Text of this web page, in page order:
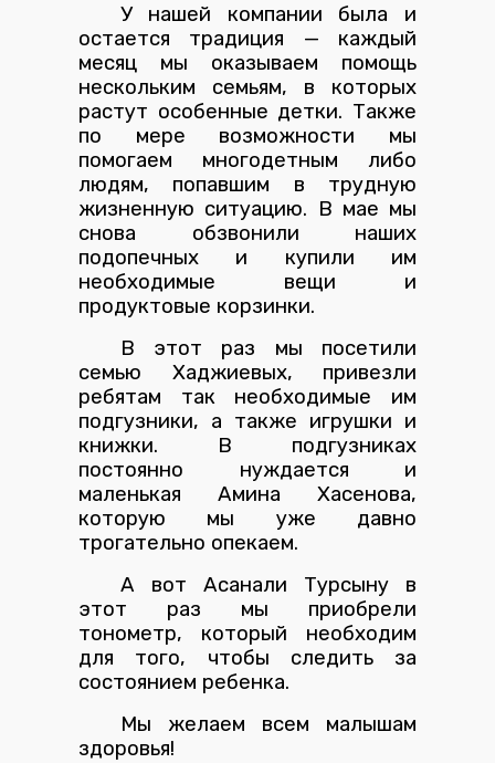
У нашей компании была и
остается традиция — каждый
месяц мы оказываем помощь
нескольким семьям, в которых
растут особенные детки. Также
по мере возможности мы
помогаем многодетным либо
людям, попавшим в трудную
жизненную ситуацию. В мае мы
снова обзвонили наших
подопечных и купили им
необходимые вещи и
продуктовые корзинки.
В этот раз мы посетили
семью Хаджиевых, привезли
ребятам так необходимые им
подгузники, а также игрушки и
книжки. В подгузниках
постоянно нуждается и
маленькая Амина Хасенова,
которую мы уже давно
трогательно опекаем.
А вот Асанали Турсыну в
этот раз мы приобрели
тонометр, который необходим
для того, чтобы следить за
состоянием ребенка.
Мы желаем всем малышам
здоровья!